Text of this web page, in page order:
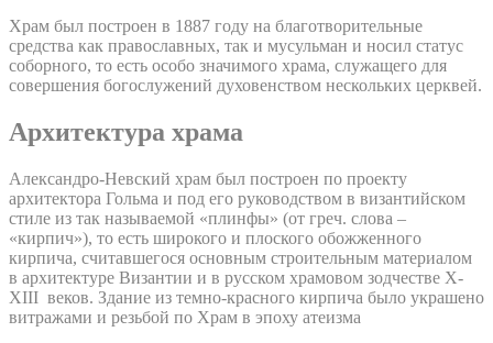
Храм был построен в 1887 году на благотворительные
средства как православных, так и мусульман и носил статус
соборного, то есть особо значимого храма, служащего для
совершения богослужений духовенством нескольких церквей.
Архитектура храма
Александро-Невский храм был построен по проекту
архитектора Гольма и под его руководством в византийском
стиле из так называемой «плинфы» (от греч. слова –
«кирпич»), то есть широкого и плоского обожженного
кирпича, считавшегося основным строительным материалом
в архитектуре Византии и в русском храмовом зодчестве X-
XIII веков. Здание из темно-красного кирпича было украшено
витражами и резьбой по Храм в эпоху атеизма